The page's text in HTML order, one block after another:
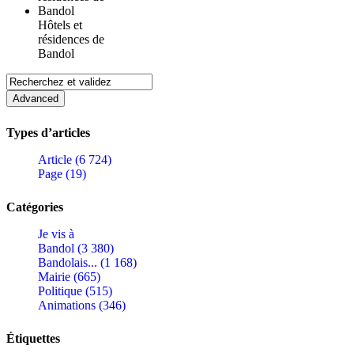
Hôtels et
résidences de
Bandol
Types d’articles
Article (6 724)
Page (19)
Catégories
Je vis à
Bandol (3 380)
Bandolais... (1 168)
Mairie (665)
Politique (515)
Animations (346)
Étiquettes